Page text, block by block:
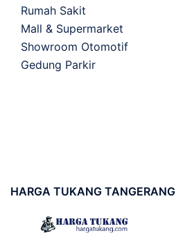
Rumah Sakit
Mall & Supermarket
Showroom Otomotif
Gedung Parkir
HARGA TUKANG TANGERANG